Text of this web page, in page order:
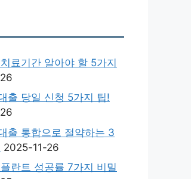
료기간 알아야 할 5가지
출 당일 신청 5가지 팁!
출 통합으로 절약하는 3
2025-11-26
란트 성공률 7가지 비밀